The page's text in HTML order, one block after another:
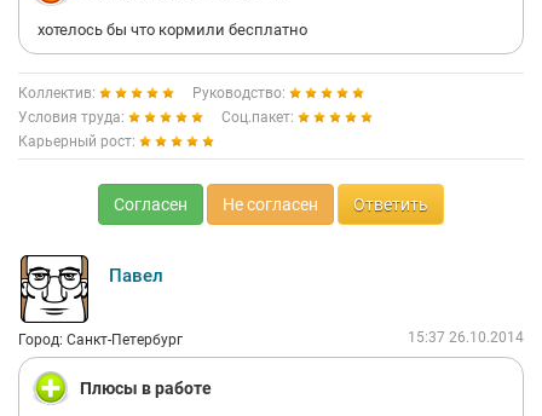
хотелось бы что кормили бесплатно
Коллектив:
Руководство:
Условия труда:
Соц.пакет:
Карьерный рост:
Согласен Не согласен Ответить
Павел
Город: Санкт-Петербург 15:37 26.10.2014
Плюсы в работе